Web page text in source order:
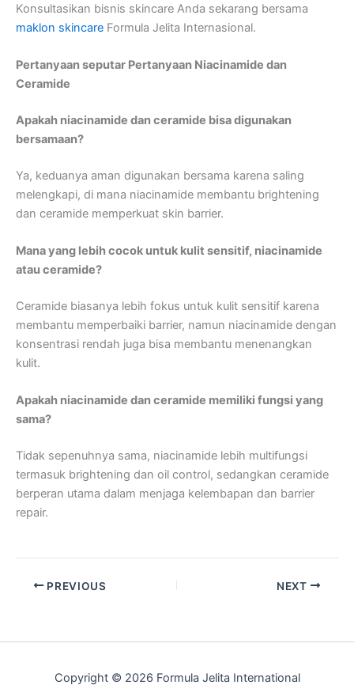
Konsultasikan bisnis skincare Anda sekarang bersama
maklon skincare Formula Jelita Internasional.
Pertanyaan seputar Pertanyaan Niacinamide dan
Ceramide
Apakah niacinamide dan ceramide bisa digunakan
bersamaan?
Ya, keduanya aman digunakan bersama karena saling
melengkapi, di mana niacinamide membantu brightening
dan ceramide memperkuat skin barrier.
Mana yang lebih cocok untuk kulit sensitif, niacinamide
atau ceramide?
Ceramide biasanya lebih fokus untuk kulit sensitif karena
membantu memperbaiki barrier, namun niacinamide dengan
konsentrasi rendah juga bisa membantu menenangkan
kulit.
Apakah niacinamide dan ceramide memiliki fungsi yang
sama?
Tidak sepenuhnya sama, niacinamide lebih multifungsi
termasuk brightening dan oil control, sedangkan ceramide
berperan utama dalam menjaga kelembapan dan barrier
repair.
PREVIOUS NEXT
Copyright © 2026 Formula Jelita International